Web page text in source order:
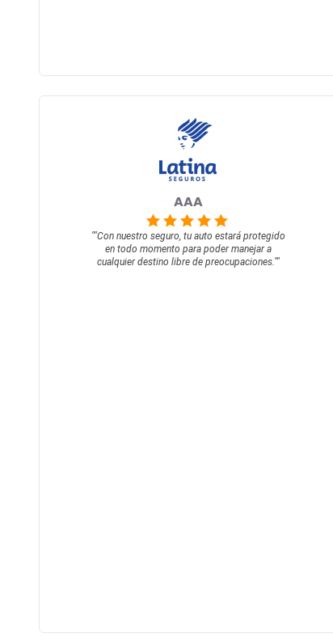
AAA
""Con nuestro seguro, tu auto estará protegido
en todo momento para poder manejar a
cualquier destino libre de preocupaciones.""